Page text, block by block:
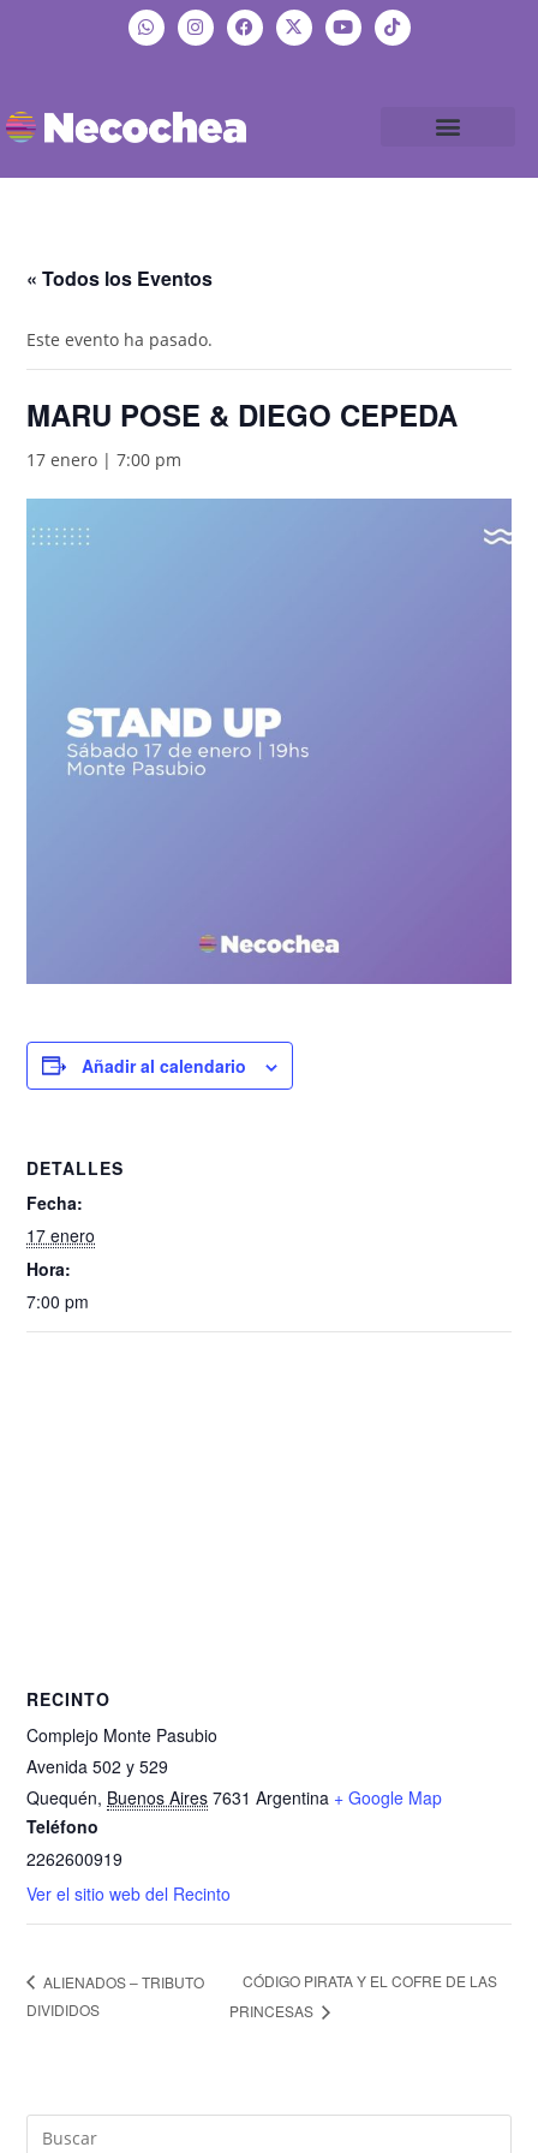
« Todos los Eventos
Este evento ha pasado.
MARU POSE & DIEGO CEPEDA
17 enero | 7:00 pm
Añadir al calendario
DETALLES
Fecha:
17 enero
Hora:
7:00 pm
RECINTO
Complejo Monte Pasubio
Avenida 502 y 529
Quequén, Buenos Aires 7631 Argentina + Google Map
Teléfono
2262600919
Ver el sitio web del Recinto
ALIENADOS – TRIBUTO
DIVIDIDOS
CÓDIGO PIRATA Y EL COFRE DE LAS
PRINCESAS